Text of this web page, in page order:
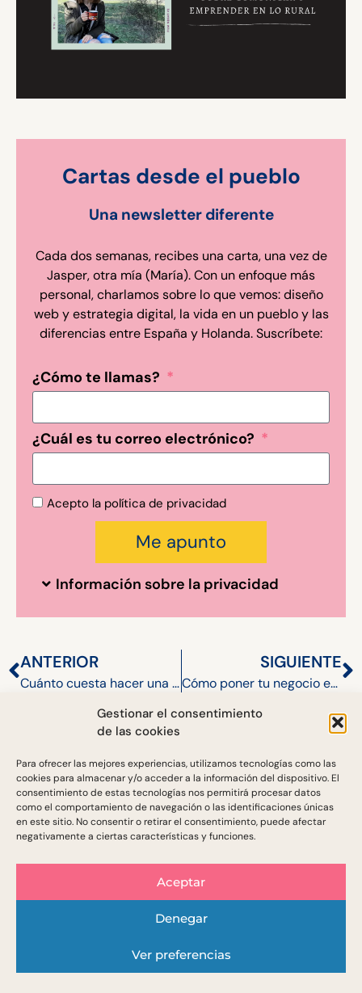
Gestionar el consentimiento
de las cookies
Para ofrecer las mejores experiencias, utilizamos tecnologías como las
cookies para almacenar y/o acceder a la información del dispositivo. El
consentimiento de estas tecnologías nos permitirá procesar datos
como el comportamiento de navegación o las identificaciones únicas
en este sitio. No consentir o retirar el consentimiento, puede afectar
negativamente a ciertas características y funciones.
Aceptar
Denegar
Ver preferencias
Cartas desde el pueblo
Una newsletter diferente
Cada dos semanas, recibes una carta, una vez de
Jasper, otra mía (María). Con un enfoque más
personal, charlamos sobre lo que vemos: diseño
web y estrategia digital, la vida en un pueblo y las
diferencias entre España y Holanda. Suscríbete:
¿Cómo te llamas?
¿Cuál es tu correo electrónico?
Acepto la política de privacidad
Me apunto
Información sobre la privacidad
ANTERIOR
Cuánto cuesta hacer una página web en 2024
SIGUIENTE
Cómo poner tu negocio en Google Maps ahora mismo
Sigue nuestras aventuras en La
Mancha
desde el pueblo»